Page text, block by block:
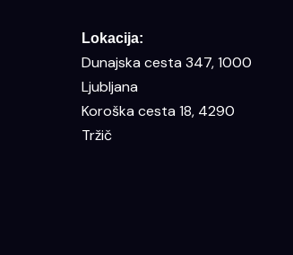
Lokacija:
Dunajska cesta 347, 1000
Ljubljana
Koroška cesta 18, 4290
Tržič